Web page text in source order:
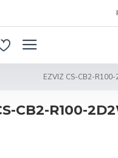
EZVIZ CS-CB2-
CB2-R100-